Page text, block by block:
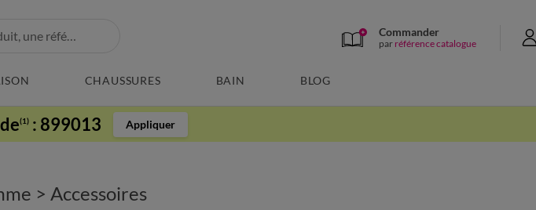
Commander
par référence catalogue
CHAUSSURES BAIN BLOG
(1) : 899013 Appliquer
> Accessoires